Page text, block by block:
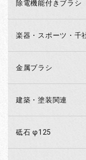
除電機能付きブラシ
楽器・スポーツ・千
金属ブラシ
建築・塗装関連
砥石 φ125